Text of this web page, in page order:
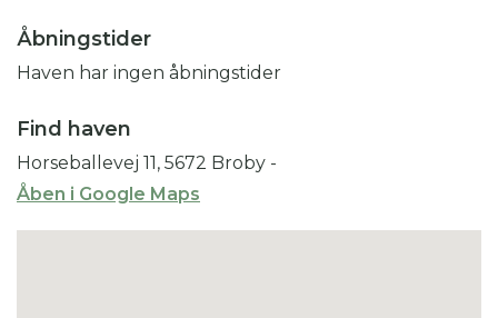
mulighed for at dufte og smage syrener.
Haven har et kuperet terræn med gamle træer,
Åbningstider
Haven har ingen åbningstider
Find haven
Horseballevej 11, 5672 Broby -
Åben i Google Maps